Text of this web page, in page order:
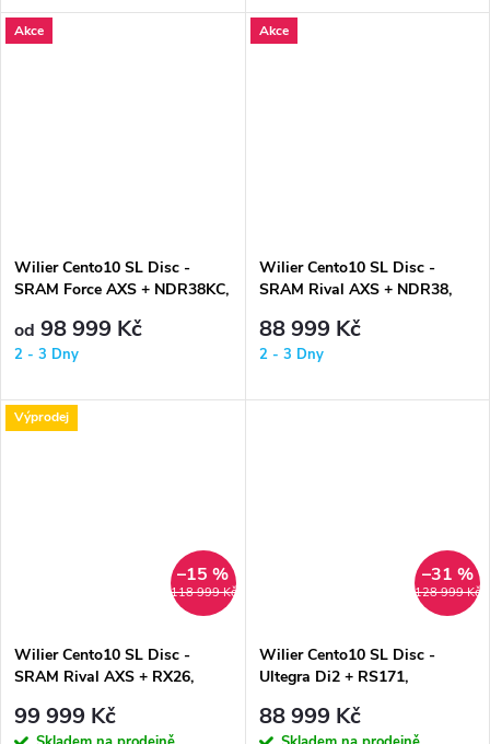
Akce
Wilier Cento10 SL Disc -
SRAM Force AXS + NDR38KC,
od 98 999 Kč
2 - 3 Dny
Akce
Wilier Cento10 SL Disc -
SRAM Rival AXS + NDR38,
88 999 Kč
2 - 3 Dny
Výprodej
118 999 Kč
–15 %
Wilier Cento10 SL Disc -
SRAM Rival AXS + RX26,
99 999 Kč
128 999 Kč
–31 %
Wilier Cento10 SL Disc -
Ultegra Di2 + RS171,
88 999 Kč